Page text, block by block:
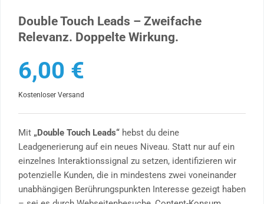
Double Touch Leads – Zweifache
Relevanz. Doppelte Wirkung.
6,00 €
Kostenloser Versand
Mit „Double Touch Leads“ hebst du deine
Leadgenerierung auf ein neues Niveau. Statt nur auf ein
einzelnes Interaktionssignal zu setzen, identifizieren wir
potenzielle Kunden, die in mindestens zwei voneinander
unabhängigen Berührungspunkten Interesse gezeigt haben